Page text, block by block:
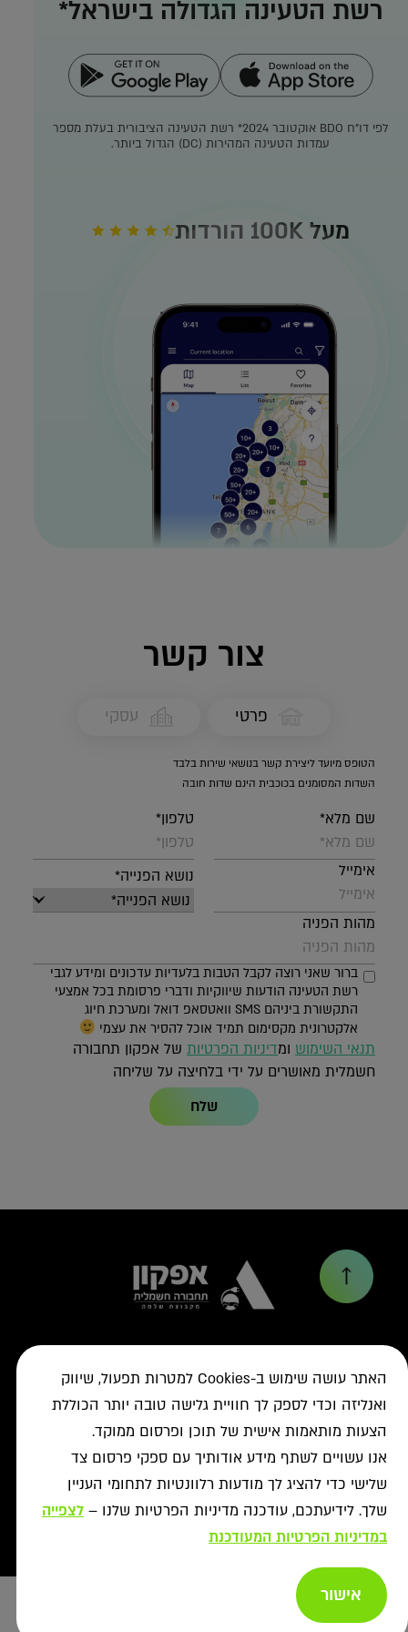
רשת הטעינה הגדולה בישראל*
לפי דו"ח BDO אוקטובר 2024*
רשת הטעינה הציבורית בעלת מספר
עמדות הטעינה המהירות (DC) הגדול ביותר.
מעל 100K הורדות
צור קשר
פרטי עסקי
הטופס מיועד ליצירת קשר בנושאי שירות בלבד
השדות המסומנים בכוכבית הינם שדות חובה
שם מלא* טלפון*
אימייל נושא הפנייה*
מהות הפניה
ברור שאני רוצה לקבל הטבות בלעדיות עדכונים ומידע לגבי
רשת הטעינה הודעות שיווקיות ודברי פרסומת בכל אמצעי
התקשורת ביניהם SMS וואטסאפ דואל ומערכת חיוג
אלקטרונית מקסימום תמיד אוכל להסיר את עצמי
תנאי השימוש ומדיניות הפרטיותשל אפקון תחבורה
חשמלית מאושרים על ידי בלחיצה על שליחה
שלח
טסלה
עמדות טעינה
אביזרי טעינה
עמדות דרך יבואני הרכב
פתרונות לעסקים
לקוחות עסקיים
טעינה ברשת הציבורית
ניהול צי רכב חשמלי
נדל"ן מסחרי לרשת הטעינה
רשויות ומכרזים
פתרונות ניהול אנרגיה
פתרונות טעינה לאוטובוסים
יעוץ
מידע שימושי
איתור עמדה ב-ON
אישורים נדרשים
תעודות אחריות
מאגרי מידע
אודות +
תקנון מבצעי נובמבר
אודותינו
צור קשר
האתר עושה שימוש ב-Cookies למטרות תפעול, שיווק
ואנליזה וכדי לספק לך חוויית גלישה טובה יותר הכוללת
הצעות מותאמות אישית של תוכן ופרסום ממוקד.
אנו עשויים לשתף מידע אודותיך עם ספקי פרסום צד
שלישי כדי להציג לך מודעות רלוונטיות לתחומי העניין
שלך. לידיעתכם, עודכנה מדיניות הפרטיות שלנו – לצפייה
במדיניות הפרטיות המעודכנת
אישור